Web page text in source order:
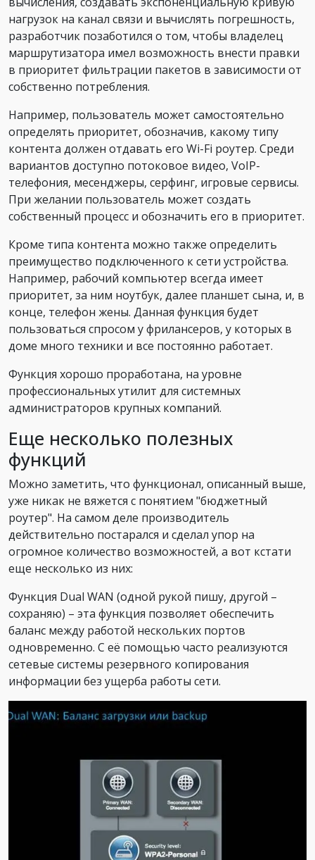
нагрузок на канал связи и вычислять погрешность,
разработчик позаботился о том, чтобы владелец
маршрутизатора имел возможность внести правки
в приоритет фильтрации пакетов в зависимости от
собственно потребления.
Например, пользователь может самостоятельно
определять приоритет, обозначив, какому типу
контента должен отдавать его Wi-Fi роутер. Среди
вариантов доступно потоковое видео, VoIP-
телефония, месенджеры, серфинг, игровые сервисы.
При желании пользователь может создать
собственный процесс и обозначить его в приоритет.
Кроме типа контента можно также определить
преимущество подключенного к сети устройства.
Например, рабочий компьютер всегда имеет
приоритет, за ним ноутбук, далее планшет сына, и, в
конце, телефон жены. Данная функция будет
пользоваться спросом у фрилансеров, у которых в
доме много техники и все постоянно работает.
Функция хорошо проработана, на уровне
профессиональных утилит для системных
администраторов крупных компаний.
Еще несколько полезных
функций
Можно заметить, что функционал, описанный выше,
уже никак не вяжется с понятием "бюджетный
роутер". На самом деле производитель
действительно постарался и сделал упор на
огромное количество возможностей, а вот кстати
еще несколько из них:
Функция Dual WAN (одной рукой пишу, другой –
сохраняю) – эта функция позволяет обеспечить
баланс между работой нескольких портов
одновременно. С её помощью часто реализуются
сетевые системы резервного копирования
информации без ущерба работы сети.